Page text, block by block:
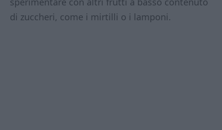
di zuccheri, come i mirtilli o i lamponi.